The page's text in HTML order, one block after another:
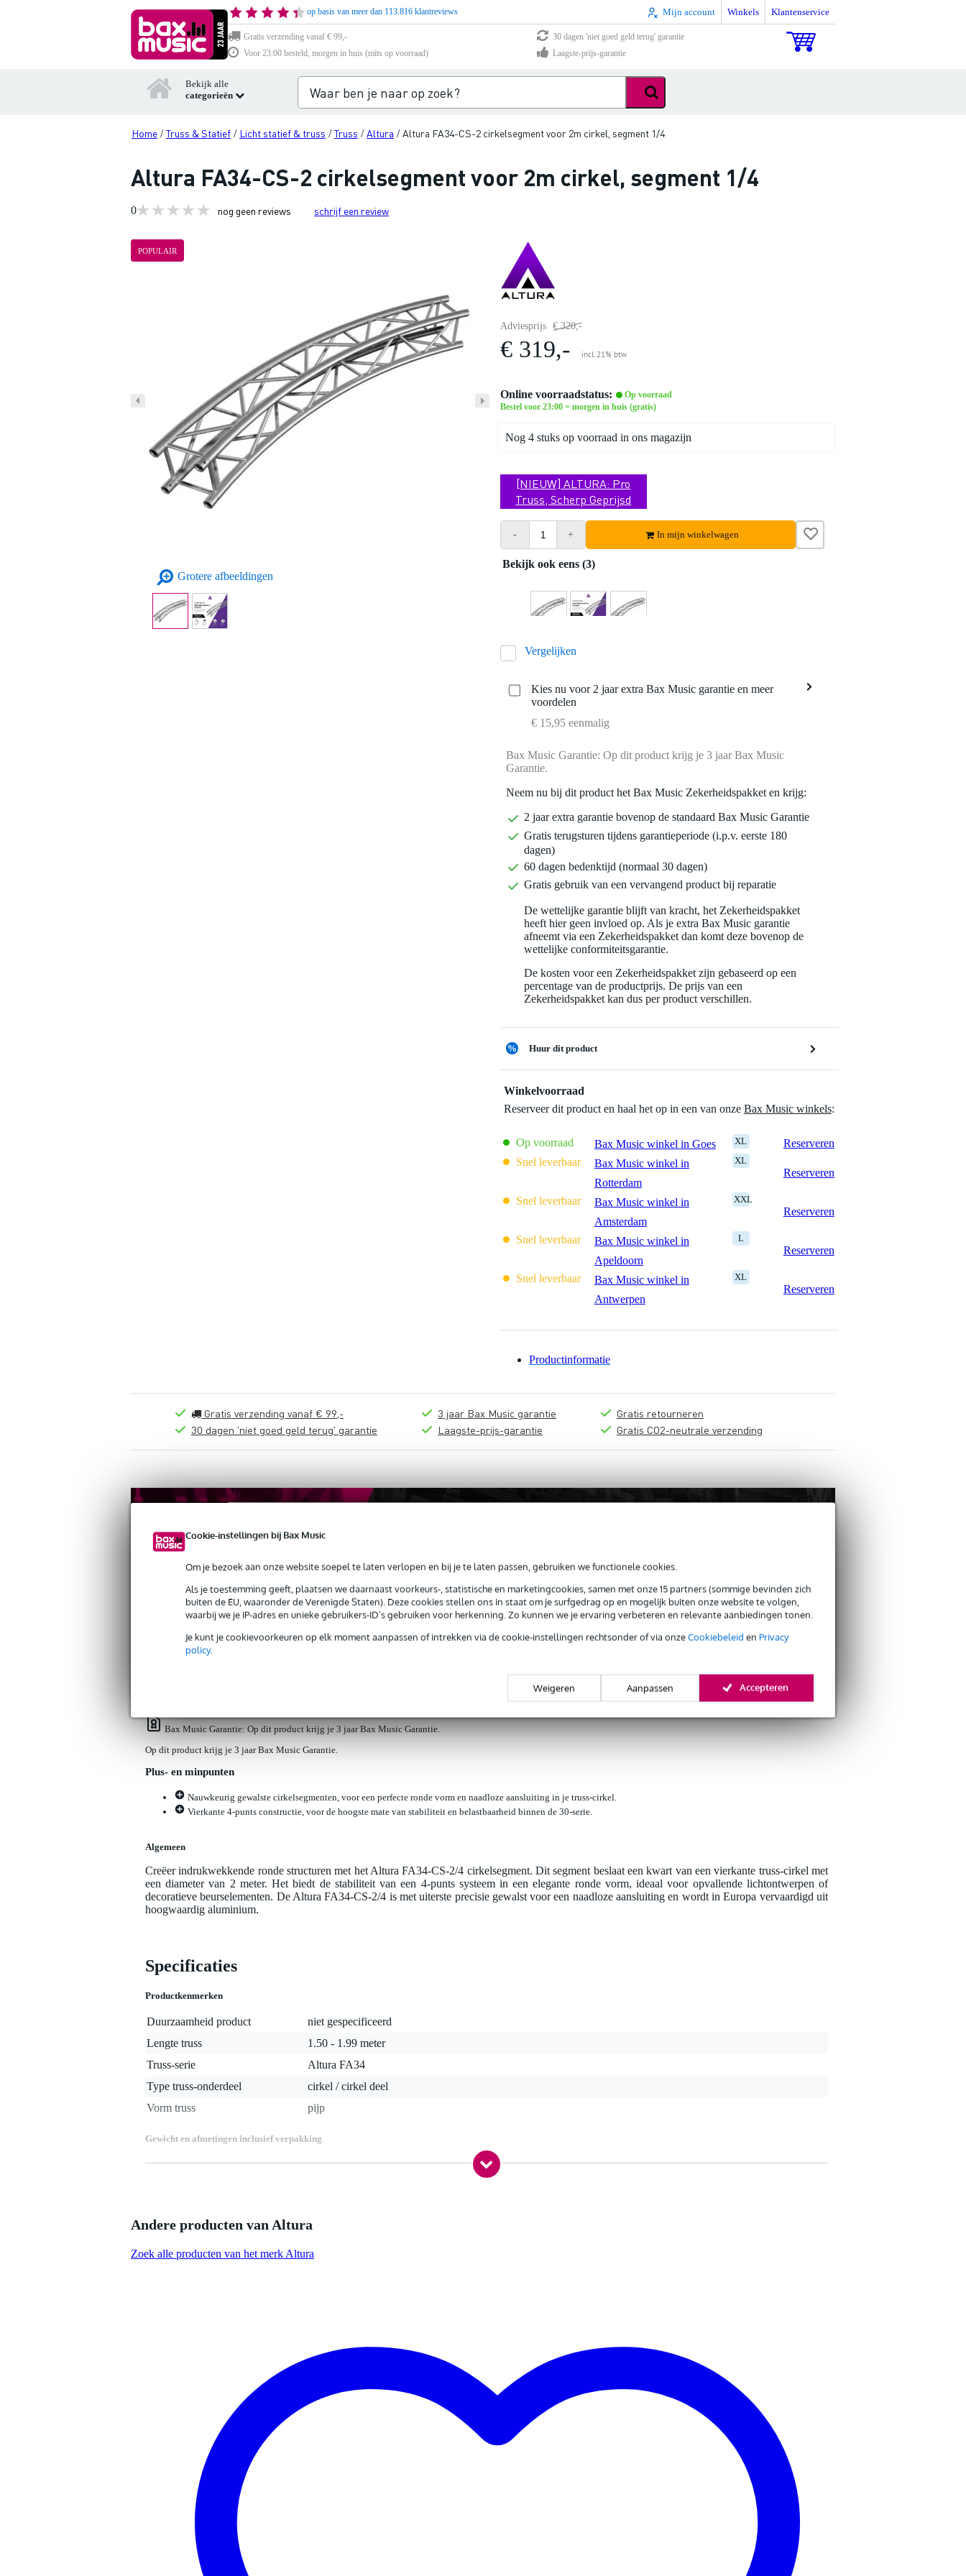
Cookie-instellingen bij Bax Music
Om je bezoek aan onze website soepel te laten verlopen en bij je te laten passen, gebruiken we functionele cookies.
Als je toestemming geeft, plaatsen we daarnaast voorkeurs-, statistische en marketingcookies, samen met onze 15 partners (sommige bevinden zich
buiten de EU, waaronder de Verenigde Staten). Deze cookies stellen ons in staat om je surfgedrag op en mogelijk buiten onze website te volgen,
waarbij we je IP-adres en unieke gebruikers-ID’s gebruiken voor herkenning. Zo kunnen we je ervaring verbeteren en relevante aanbiedingen tonen.
Je kunt je cookievoorkeuren op elk moment aanpassen of intrekken via de cookie-instellingen rechtsonder of via onzeCookiebeleid en Privacy
policy.
Weigeren Aanpassen Accepteren
op basis van meer dan 113.816 klantreviews Mijn account Winkels Klantenservice
Gratis verzending vanaf € 99,-
30 dagen 'niet goed geld terug' garantie
Voor 23:00 besteld, morgen in huis (mits op voorraad)
Laagste-prijs-garantie
Bekijk alle
categorieën
Home /Truss & Statief / Licht statief & truss /Truss /Altura /Altura FA34-CS-2 cirkelsegment voor 2m cirkel, segment 1/4
Altura FA34-CS-2 cirkelsegment voor 2m cirkel, segment 1/4
0 nog geen reviews schrijf een review
POPULAIR
Grotere afbeeldingen
Adviesprijs € 320,-
€ 319,- incl. 21% btw
Online voorraadstatus:
Op voorraad
Bestel voor 23:00 = morgen in huis (gratis)
Nog 4 stuks op voorraad in ons magazijn
[NIEUW] ALTURA: Pro
Truss, Scherp Geprijsd
- + In mijn winkelwagen
Bekijk ook eens (3)
Vergelijken
Kies nu voor 2 jaar extra Bax Music garantie en meer
voordelen
€ 15,95 eenmalig
Bax Music Garantie: Op dit product krijg je 3 jaar Bax Music
Garantie.
Neem nu bij dit product het Bax Music Zekerheidspakket en krijg:
2 jaar extra garantie bovenop de standaard Bax Music Garantie
Gratis terugsturen tijdens garantieperiode (i.p.v. eerste 180
dagen)
60 dagen bedenktijd (normaal 30 dagen)
Gratis gebruik van een vervangend product bij reparatie
De wettelijke garantie blijft van kracht, het Zekerheidspakket
heeft hier geen invloed op. Als je extra Bax Music garantie
afneemt via een Zekerheidspakket dan komt deze bovenop de
wettelijke conformiteitsgarantie.
De kosten voor een Zekerheidspakket zijn gebaseerd op een
percentage van de productprijs. De prijs van een
Zekerheidspakket kan dus per product verschillen.
% Huur dit product
Winkelvoorraad
Reserveer dit product en haal het op in een van onze Bax Music winkels:
Op voorraad Bax Music winkel in Goes XL
Reserveren
Snel leverbaar
Bax Music winkel in
Rotterdam
XL
Reserveren
Snel leverbaar
Bax Music winkel in
Amsterdam
XXL
Reserveren
Snel leverbaar
Bax Music winkel in
Apeldoorn
L
Reserveren
Snel leverbaar
Bax Music winkel in
Antwerpen
XL
Reserveren
Productinformatie
Gratis verzending vanaf € 99,-
30 dagen 'niet goed geld terug' garantie
3 jaar Bax Music garantie
Laagste-prijs-garantie
Gratis retourneren
Gratis CO2-neutrale verzending
Productinformatie Reviews (0) Downloads (2)
Bax Music Garantie: Op dit product krijg je 3 jaar Bax Music Garantie.
Op dit product krijg je 3 jaar Bax Music Garantie.
Plus- en minpunten
Nauwkeurig gewalste cirkelsegmenten, voor een perfecte ronde vorm en naadloze aansluiting in je truss-cirkel.
Vierkante 4-punts constructie, voor de hoogste mate van stabiliteit en belastbaarheid binnen de 30-serie.
Algemeen
Creëer indrukwekkende ronde structuren met het Altura FA34-CS-2/4 cirkelsegment. Dit segment beslaat een kwart van een vierkante truss-cirkel met
een diameter van 2 meter. Het biedt de stabiliteit van een 4-punts systeem in een elegante ronde vorm, ideaal voor opvallende lichtontwerpen of
decoratieve beurselementen. De Altura FA34-CS-2/4 is met uiterste precisie gewalst voor een naadloze aansluiting en wordt in Europa vervaardigd uit
hoogwaardig aluminium.
Specificaties
Productkenmerken
Duurzaamheid product
niet gespecificeerd
Lengte truss
1.50 - 1.99 meter
Truss-serie
Altura FA34
Type truss-onderdeel
cirkel / cirkel deel
Vorm truss
pijp
Gewicht en afmetingen inclusief verpakking
Gewicht(incl. verpakking)
8,0 kg
gefabriceerd door een fabrikant met meer dan 20 jaar ervaring
Andere producten van Altura
Zoek alle producten van het merk Altura